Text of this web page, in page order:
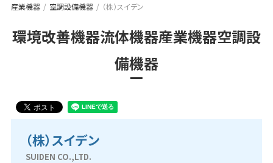
産業機器
空調設備機器 （株）スイデン
環境改善機器流体機器産業機器空調設
備機器
（株）スイデン
SUIDEN CO.,LTD.